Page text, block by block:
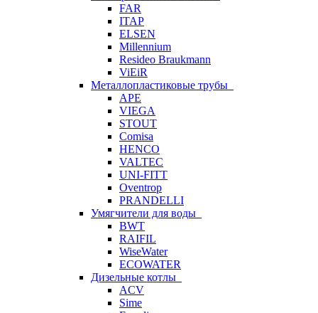
FAR
ITAP
ELSEN
Millennium
Resideo Braukmann
ViEiR
Металлопластиковые трубы
APE
VIEGA
STOUT
Comisa
HENCO
VALTEC
UNI-FITT
Oventrop
PRANDELLI
Умягчители для воды
BWT
RAIFIL
WiseWater
ECOWATER
Дизельные котлы
ACV
Sime